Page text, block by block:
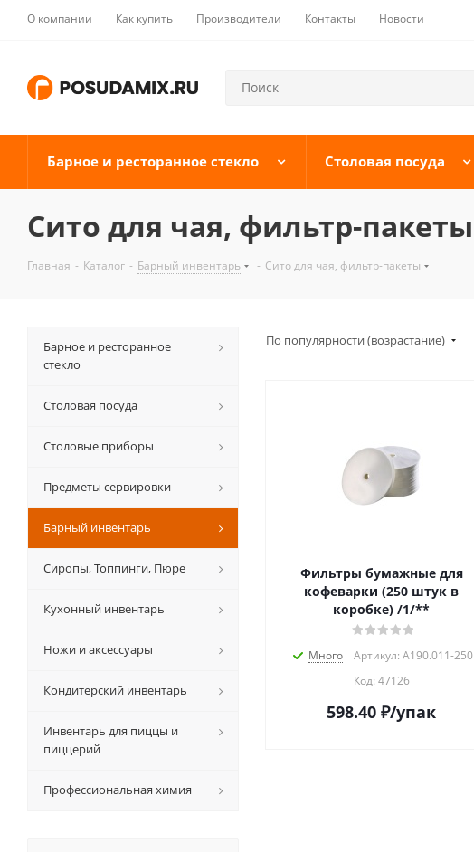
О компании Как купить Производители Контакты Новости
Барное и ресторанное стекло Столовая посуда
Сито для чая, фильтр-пакеты
Главная - Каталог - Барный инвентарь - Сито для чая, фильтр-пакеты
По популярности (возрастание)
Фильтры бумажные для
кофеварки (250 штук в
коробке) /1/**
Много
Артикул: A190.011-250
Код: 47126
598.40 ₽/упак
Барное и ресторанное
стекло
Столовая посуда
Столовые приборы
Предметы сервировки
Барный инвентарь
Сиропы, Топпинги, Пюре
Кухонный инвентарь
Ножи и аксессуары
Кондитерский инвентарь
Инвентарь для пиццы и
пиццерий
Профессиональная химия